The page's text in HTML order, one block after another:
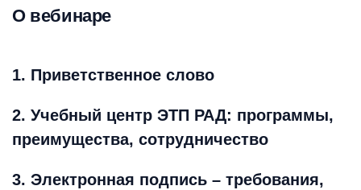
О вебинаре
1. Приветственное слово
2. Учебный центр ЭТП РАД: программы,
преимущества, сотрудничество
3. Электронная подпись – требования,